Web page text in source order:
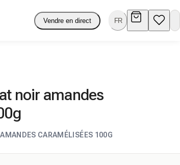
Vendre en direct FR
noir amandes
CARAMÉLISÉES 100G